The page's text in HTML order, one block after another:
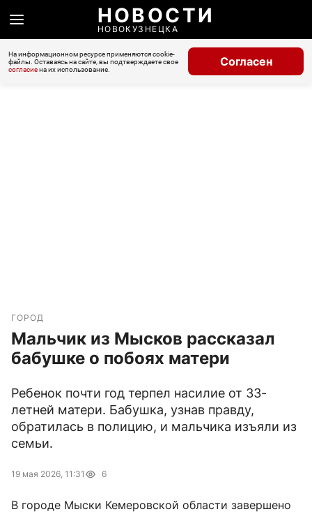
НОВОСТИ
НОВОКУЗНЕЦКА
На информационном ресурсе применяются cookie-
файлы. Оставаясь на сайте, вы подтверждаете свое
согласиена их использование.
Согласен
ГОРОД
Мальчик из Мысков рассказал
бабушке о побоях матери
Ребенок почти год терпел насилие от 33-
летней матери. Бабушка, узнав правду,
обратилась в полицию, и мальчика изъяли из
семьи.
19 мая 2026, 11:31 6
В городе Мыски Кемеровской области завершено